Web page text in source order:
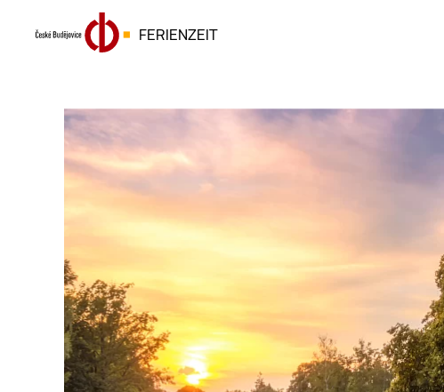
FERIENZEIT